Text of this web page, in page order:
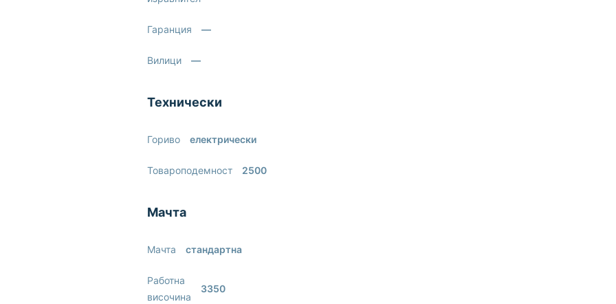
Гаранция —
Вилици —
Технически
Гориво електрически
Товароподемност 2500
Мачта
Мачта стандартна
Работна
височина
3350